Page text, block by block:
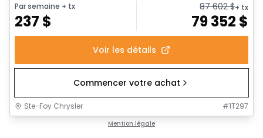
Par semaine + tx
237 $
87 602$+ tx
79 352 $
Voir les détails
Commencer votre achat
Ste-Foy Chrysler #1T297
Mention légale